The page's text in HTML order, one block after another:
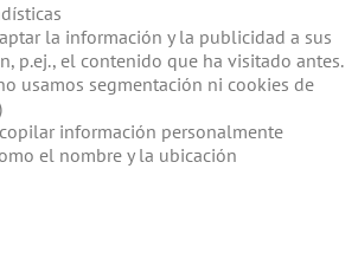
la información y la publicidad a sus
p.ej., el contenido que ha visitado antes.
usamos segmentación ni cookies de
información personalmente
el nombre y la ubicación